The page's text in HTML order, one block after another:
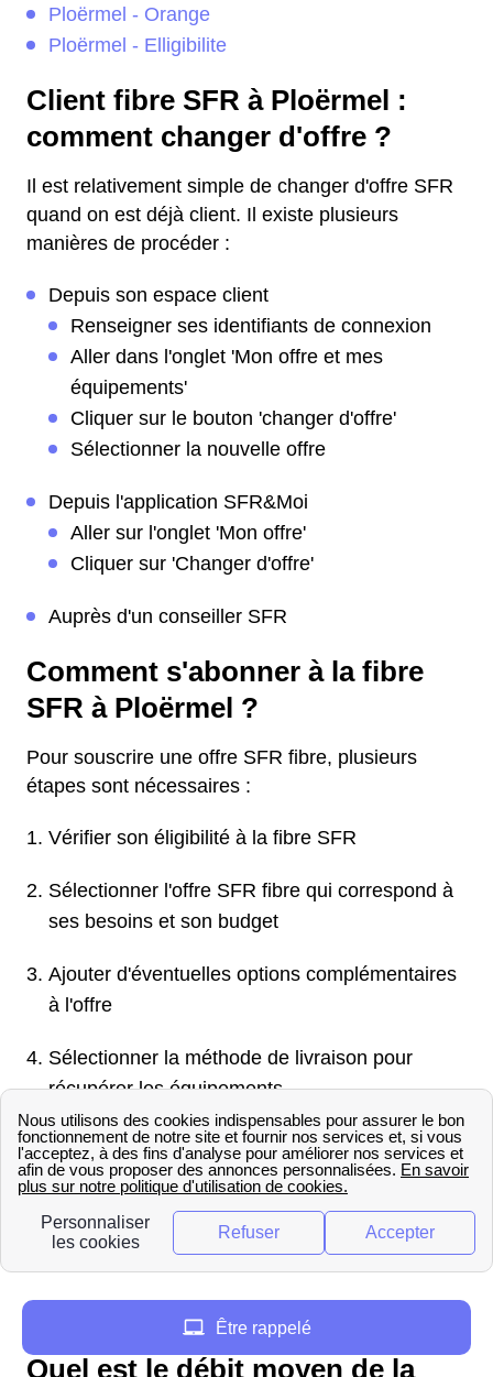
Ploërmel - Orange
Ploërmel - Elligibilite
Client fibre SFR à Ploërmel :
comment changer d'offre ?
Il est relativement simple de changer d'offre SFR
quand on est déjà client. Il existe plusieurs
manières de procéder :
Depuis son espace client
Renseigner ses identifiants de connexion
Aller dans l'onglet 'Mon offre et mes
équipements'
Cliquer sur le bouton 'changer d'offre'
Sélectionner la nouvelle offre
Depuis l'application SFR&Moi
Aller sur l'onglet 'Mon offre'
Cliquer sur 'Changer d'offre'
Auprès d'un conseiller SFR
Comment s'abonner à la fibre
SFR à Ploërmel ?
Pour souscrire une offre SFR fibre, plusieurs
étapes sont nécessaires :
Vérifier son éligibilité à la fibre SFR
Sélectionner l'offre SFR fibre qui correspond à
ses besoins et son budget
Ajouter d'éventuelles options complémentaires
à l'offre
Sélectionner la méthode de livraison pour
récupérer les équipements
Créer son espace client en renseignant ses
informations personnelles et bancaires
Accepter les conditions générales pour finaliser
la souscription
Foire aux questions
Quel est le débit moyen de la
Être rappelé